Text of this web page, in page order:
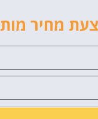
מחיר